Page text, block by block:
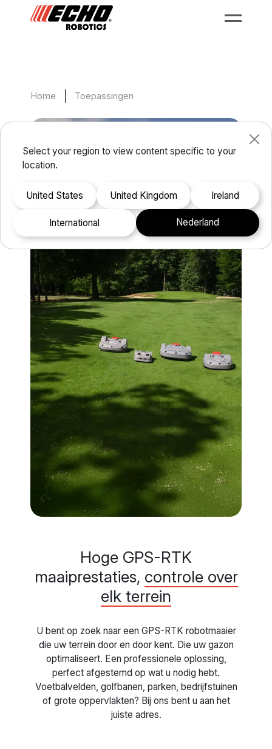
Home Toepassingen
Hoge GPS-RTK
maaiprestaties, controle over
elk terrein
U bent op zoek naar een GPS-RTK robotmaaier
die uw terrein door en door kent. Die uw gazon
optimaliseert. Een professionele oplossing,
perfect afgestemd op wat u nodig hebt.
Voetbalvelden, golfbanen, parken, bedrijfstuinen
of grote oppervlakten? Bij ons bent u aan het
juiste adres.
Select your region to view content specific to your
location.
United States United Kingdom Ireland
international Nederland